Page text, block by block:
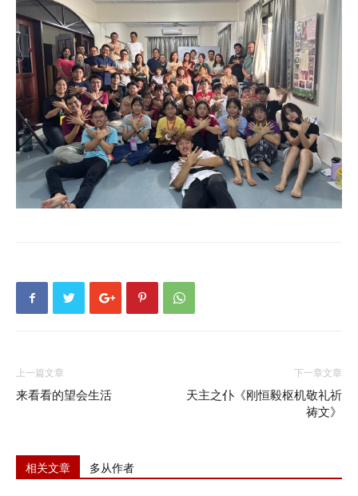
上一篇文章
来看看的望会生活
下一章文章
天主之仆《刚恒毅枢机敬礼祈
祷文》
相关文章 多从作者